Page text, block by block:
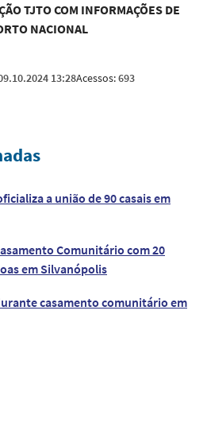
TJTO COM INFORMAÇÕES DE
NACIONAL
13:28Acessos:693
a união de 90 casais em
Comunitário com 20
em Silvanópolis
casamento comunitário em